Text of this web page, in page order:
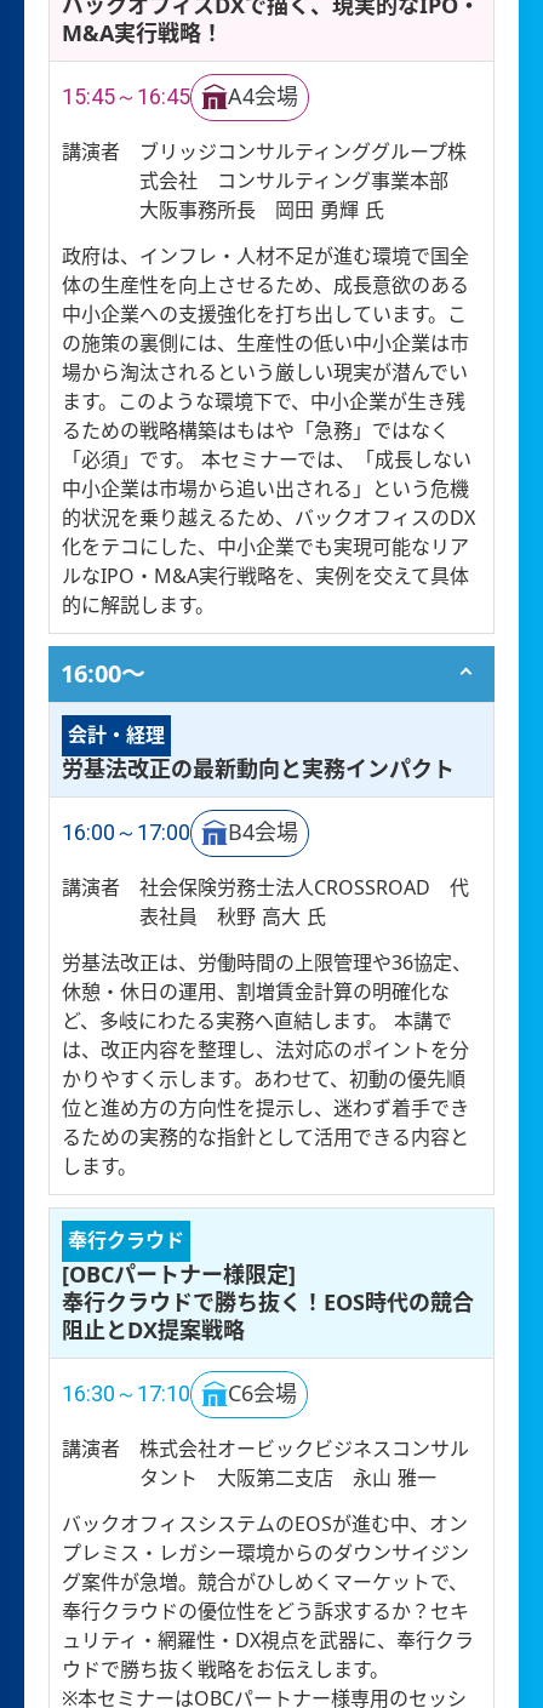
バックオフィスDXで描く、現実的なIPO・
M&A実行戦略！
15:45～16:45 A4会場
講演者
ブリッジコンサルティンググループ株
式会社 コンサルティング事業本部
大阪事務所長 岡田 勇輝 氏
政府は、インフレ・人材不足が進む環境で国全
体の生産性を向上させるため、成長意欲のある
中小企業への支援強化を打ち出しています。こ
の施策の裏側には、生産性の低い中小企業は市
場から淘汰されるという厳しい現実が潜んでい
ます。このような環境下で、中小企業が生き残
るための戦略構築はもはや「急務」ではなく
「必須」です。 本セミナーでは、「成長しない
中小企業は市場から追い出される」という危機
的状況を乗り越えるため、バックオフィスのDX
化をテコにした、中小企業でも実現可能なリア
ルなIPO・M&A実行戦略を、実例を交えて具体
的に解説します。
16:00〜
会計・経理
労基法改正の最新動向と実務インパクト
16:00～17:00 B4会場
講演者
社会保険労務士法人CROSSROAD 代
表社員 秋野 高大 氏
労基法改正は、労働時間の上限管理や36協定、
休憩・休日の運用、割増賃金計算の明確化な
ど、多岐にわたる実務へ直結します。 本講で
は、改正内容を整理し、法対応のポイントを分
かりやすく示します。あわせて、初動の優先順
位と進め方の方向性を提示し、迷わず着手でき
るための実務的な指針として活用できる内容と
します。
奉行クラウド
[OBCパートナー様限定]
奉行クラウドで勝ち抜く！EOS時代の競合
阻止とDX提案戦略
16:30～17:10 C6会場
講演者
株式会社オービックビジネスコンサル
タント 大阪第二支店 永山 雅一
バックオフィスシステムのEOSが進む中、オン
プレミス・レガシー環境からのダウンサイジン
グ案件が急増。競合がひしめくマーケットで、
奉行クラウドの優位性をどう訴求するか？セキ
ュリティ・網羅性・DX視点を武器に、奉行クラ
ウドで勝ち抜く戦略をお伝えします。
※本セミナーはOBCパートナー様専用のセッシ